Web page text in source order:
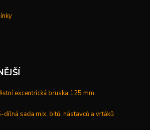
excentrická bruska 125 mm
sada mix, bitů, nástavců a vrtáků